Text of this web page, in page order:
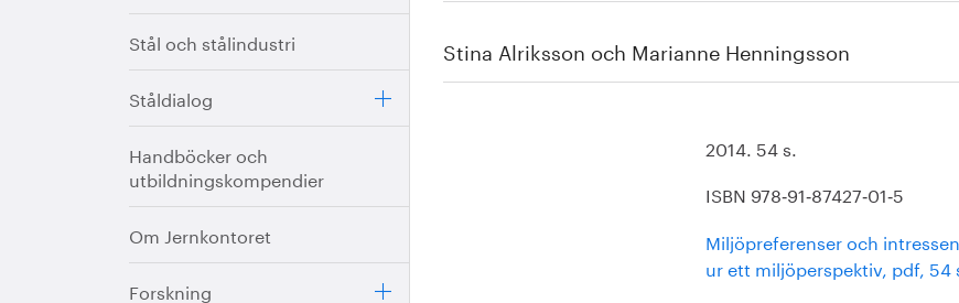
Stål och stålindustri
Ståldialog
Handböcker och
utbildningskompendier
Om Jernkontoret
Forskning
Stina Alriksson och Marianne Henningsson
2014. 54 s.
ISBN 978‐91‐87427‐01‐5
Miljöpreferenser och
ur ett miljöperspektiv, pdf, 54